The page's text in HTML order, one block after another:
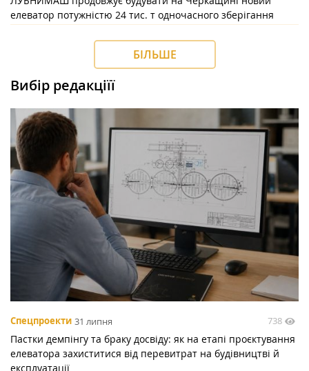
елеватор потужністю 24 тис. т одночасного зберігання
БІЛЬШЕ
Вибір редакціїї
Спецпроекти 31 липня 738
Пастки демпінгу та браку досвіду: як на етапі проєктування
елеватора захиститися від перевитрат на будівництві й
експлуатації